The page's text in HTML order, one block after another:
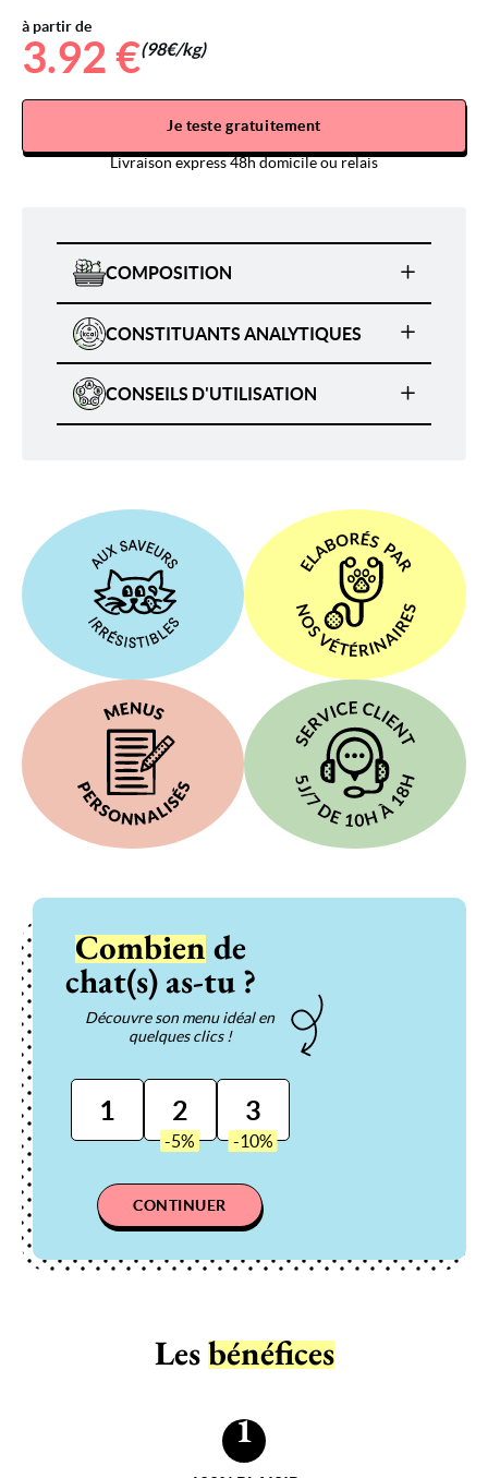
à partir de
3.92 €(98€/kg)
Je teste gratuitement
Livraison express 48h domicile ou relais
COMPOSITION
CONSTITUANTS ANALYTIQUES
CONSEILS D'UTILISATION
Combiende
chat(s) as-tu ?
Découvre son menu idéal en
quelques clics !
1 2 3
CONTINUER
Lesbénéfices
1